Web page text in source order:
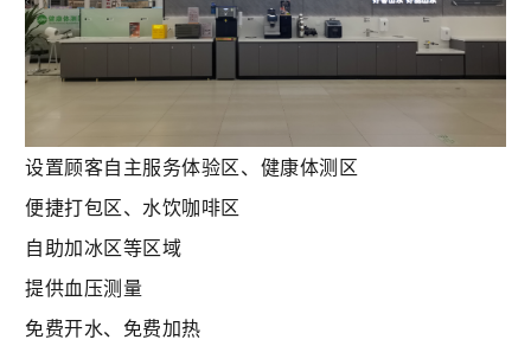
设置顾客自主服务体验区、 健康体测区
便捷打包区、水饮咖啡区
自助加冰区等区域
提供血压测量
免费开水、免费加热